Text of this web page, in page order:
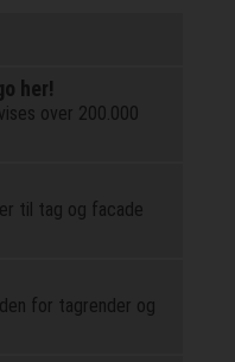
her!
over 200.000
til tag og facade
for tagrender og